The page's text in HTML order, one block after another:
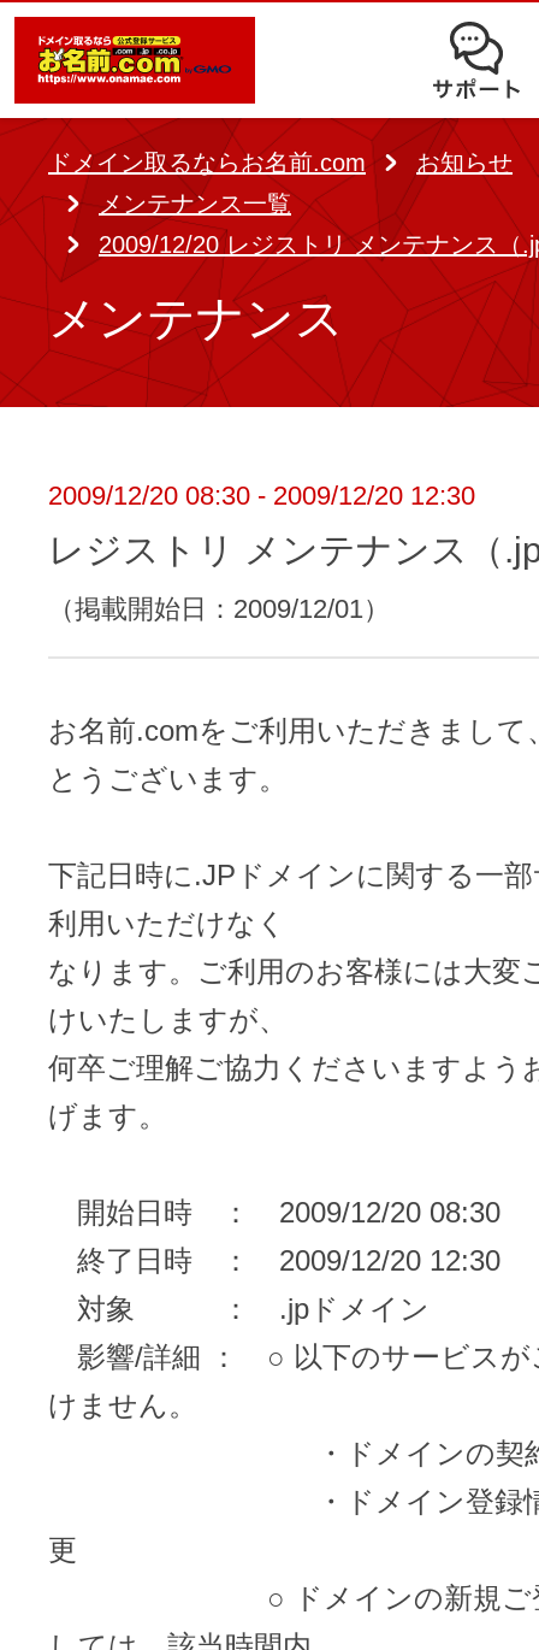
ドメインの期限を更新する
ドメイン更新
ドメイン更新とは
登録情報変更
ドメインの登録/更新/移管料金
料金一覧
ドメイン永久無料 （ドメイン
こちら！）
ドメイン × サーバー同時登録
中古ドメインオークション
バックオーダー
.jpドメインバックオーダー
.com/.netドメインバックオ
中古ドメインのSEO効果は？
使いやすさと高機能の両立を実現
独自ドメイン＋サーバーが初期費用
る
SSLも無料でコストパフォーマンス
レンタルサーバー
AIホームページパック
必要なのはアイディアだけ！ 専門
も、AIにまかせてホームページを簡
AIホームページパック
WordPressテーマShop
お名前.comなら良質な有料
販価格より安くご購入いただけます
WordPressテーマShop
メール配信システム
月869円～で配信し放題 販売促進
得に！
メールマーケティング
Linuxの運用に最適な仮想化環境を用
ドメインオプション
ドメイン登録者宛のメール転送も可
Whois情報公開代行
お持ちのドメインを売るなら
ドメイン売買サービス
レンタルDNS/セカンダリDNS
DNS管理サービス
不要になったドメインを安全・簡単
管理画面内での操作制限を可能に
ドメインプロテクション
ドメインでお小遣い稼ぎ
ドメインパーキング
メール転送/URL転送
お名前.com 転送Plus
ドメインのセキュリティ診断を
サポート
サービスに関するご不明点を
よくある質問
ヘルプ
お名前.com Naviご利用ガイ
サーバー設定のご案内
設定ガイド一覧
不正利用の報告
SPAMや違法サイトの報告は
メンテナンスと障害情報のお知らせ
お問い合わせ
メール・電話・チャットはこ
ドメイン取るならお名前.com
お知らせ
メンテナンス一覧
2009/12/20 レジストリ メンテナンス（
メンテナンス
2009/12/20 08:30 - 2009/12/20 12:30
レジストリ メンテナンス（
（掲載開始日：2009/12/01）
お名前.comをご利用いただきまして
とうございます。
下記日時に.JPドメインに関する一
利用いただけなく
なります。ご利用のお客様には大変
けいたしますが、
何卒ご理解ご協力くださいますよう
げます。
開始日時 ： 2009/12/20 08:30
終了日時 ： 2009/12/20 12:30
対象 ： .jpドメイン
影響/詳細 ： ○ 以下のサービスが
けません。
・ドメインの契約
・ドメイン登録情報
更
○ ドメインの新規ご登